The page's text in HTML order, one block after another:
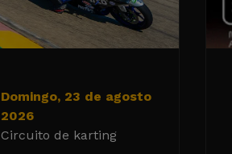
Domingo, 23 de agosto
2026
Circuito de karting